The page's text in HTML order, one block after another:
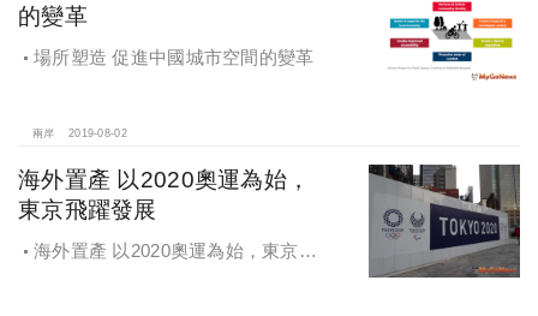
的變革
場所塑造 促進中國城市空間的變革
兩岸 2019-08-02
海外置產 以2020奧運為始，
東京飛躍發展
海外置產 以2020奧運為始，東京飛